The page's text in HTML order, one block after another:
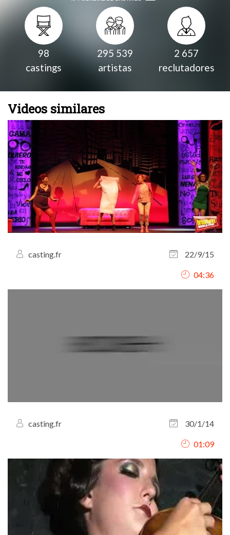
98
castings
295 539
artistas
2 657
reclutadores
Videos similares
casting.fr 22/9/15
04:36
casting.fr 30/1/14
01:09